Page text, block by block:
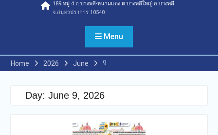
การศึกษา 2569
ภายในโรงเรียนตามเกณฑ์
คุณภาพการศึกษาเพื่อการ
ดำเนินการที่เป็นเลิศประจำปี
การศึกษา 2569(Summer)
กองอำนวยการออกตรวจ
ภายในโรงเรียนตามเกณฑ์
คุณภาพการศึกษาเพื่อการ
189 หมู่ 4 ถ.บางพลี-หนามแดง ต.บางพลีใหญ่ อ.บางพลี
จ.สมุทรปราการ 10540
Menu
Home 2026 June 9
Day: June 9, 2026